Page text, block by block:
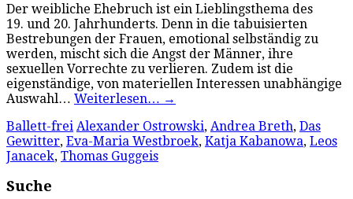
Der weibliche Ehebruch ist ein Lieblingsthema des
19. und 20. Jahrhunderts. Denn in die tabuisierten
Bestrebungen der Frauen, emotional selbständig zu
werden, mischt sich die Angst der Männer, ihre
sexuellen Vorrechte zu verlieren. Zudem ist die
eigenständige, von materiellen Interessen unabhängige
Auswahl… Weiterlesen… →
Ballett-frei Alexander Ostrowski, Andrea Breth, Das
Gewitter, Eva-Maria Westbroek, Katja Kabanowa, Leos
Janacek, Thomas Guggeis
Suche